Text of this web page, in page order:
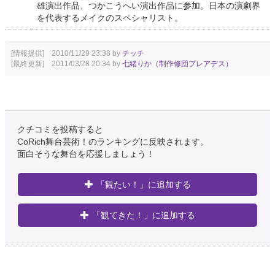
雄演出作品、つかこうへい演出作品に参加。日本の演劇界
を代表するメイクのスペシャリスト。
[情報提供] 2010/11/29 23:38 by チッチ
[最終更新] 2011/03/28 20:34 by 七緒りか（制作修団プレアデス）
クチコミを投稿すると
CoRich舞台芸術！のランキングに反映されます。
面白そうな舞台を応援しましょう！
「観たい！」に追加する
「観てきた！」に追加する